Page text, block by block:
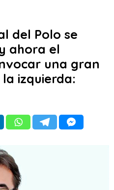
del Polo se
ahora el
una gran
izquierda: